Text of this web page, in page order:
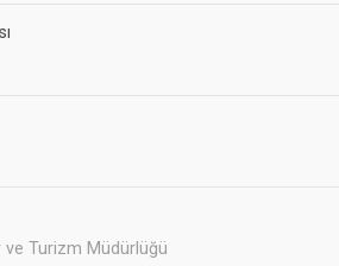
ve Turizm Müdürlüğü